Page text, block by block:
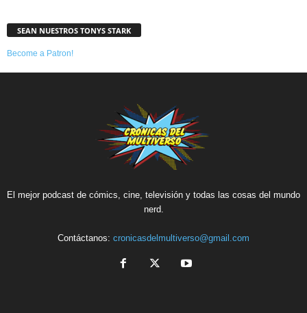
SEAN NUESTROS TONYS STARK
Become a Patron!
El mejor podcast de cómics, cine, televisión y todas las cosas del mundo
nerd.
Contáctanos: cronicasdelmultiverso@gmail.com